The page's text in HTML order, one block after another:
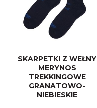
SKARPETKI Z WEŁNY
MERYNOS
TREKKINGOWE
GRANATOWO-
NIEBIESKIE